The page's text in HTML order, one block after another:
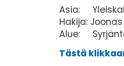
Asia:
Hakija:
Alue:
Tästä